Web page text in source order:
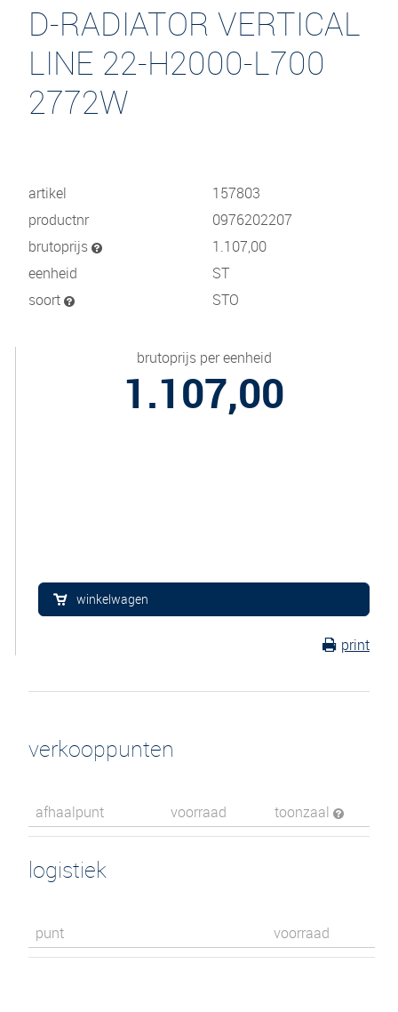
D-RADIATOR VERTICAL
LINE 22-H2000-L700
2772W
artikel
157803
productnr
0976202207
brutoprijs
1.107,00
eenheid
ST
soort
STO
brutoprijs per eenheid
1.107,00
winkelwagen
print
verkooppunten
afhaalpunt voorraad toonzaal
logistiek
punt voorraad